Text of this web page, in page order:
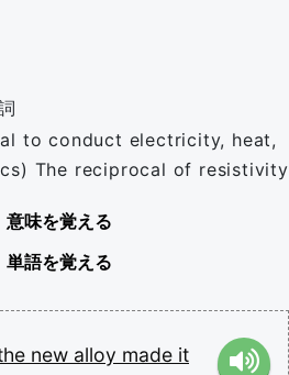
to conduct electricity, heat,
The reciprocal of resistivity
意味を覚える
単語を覚える
new alloy made it